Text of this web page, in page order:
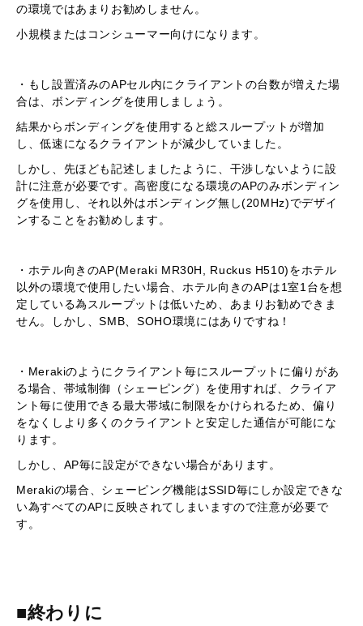
の環境ではあまりお勧めしません。
小規模またはコンシューマー向けになります。
・もし設置済みのAPセル内にクライアントの台数が増えた場
合は、ボンディングを使用しましょう。
結果からボンディングを使用すると総スループットが増加
し、低速になるクライアントが減少していました。
しかし、先ほども記述しましたように、干渉しないように設
計に注意が必要です。高密度になる環境のAPのみボンディン
グを使用し、それ以外はボンディング無し(20MHz)でデザイ
ンすることをお勧めします。
・ホテル向きのAP(Meraki MR30H, Ruckus H510)をホテル
以外の環境で使用したい場合、ホテル向きのAPは1室1台を想
定している為スループットは低いため、あまりお勧めできま
せん。しかし、SMB、SOHO環境にはありですね！
・Merakiのようにクライアント毎にスループットに偏りがあ
る場合、帯域制御（シェーピング）を使用すれば、クライア
ント毎に使用できる最大帯域に制限をかけられるため、偏り
をなくしより多くのクライアントと安定した通信が可能にな
ります。
しかし、AP毎に設定ができない場合があります。
Merakiの場合、シェーピング機能はSSID毎にしか設定できな
い為すべてのAPに反映されてしまいますので注意が必要で
す。
■終わりに